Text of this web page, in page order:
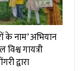
के नाम’ अभियान
गायत्री
द्वारा